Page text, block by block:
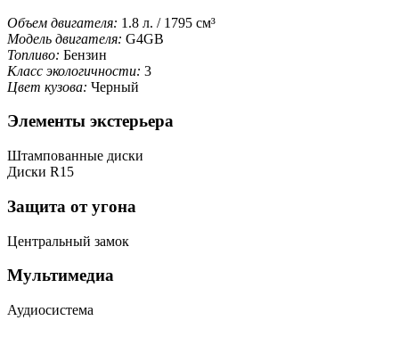
Объем двигателя: 1.8 л. / 1795 см³
Модель двигателя: G4GB
Топливо: Бензин
Класс экологичности: 3
Цвет кузова: Черный
Элементы экстерьера
Штампованные диски
Диски R15
Защита от угона
Центральный замок
Мультимедиа
Аудиосистема